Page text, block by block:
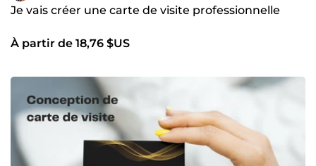
Je vais créer une carte de visite professionnelle
À partir de 18,76 $US